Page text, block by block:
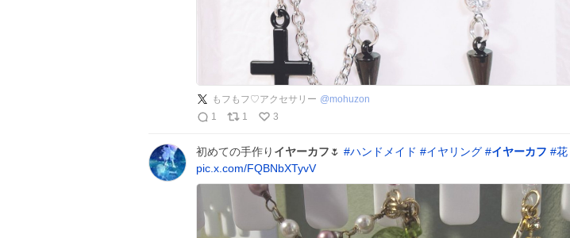
もフもフ♡アクセサリー @mohuzon
1
1 3
初めての手作り イヤーカフ🌷 #ハンドメイド #イヤリング #イヤーカフ #花
pic.x.com/FQBNbXTyvV